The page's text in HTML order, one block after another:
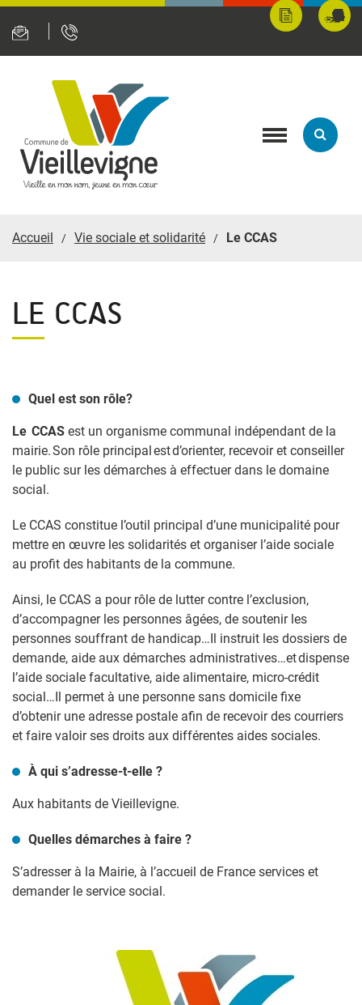
Mes
démarches
Toggle
Accueil Vie sociale et solidarité Le CCAS
LE CCAS
Quel est son rôle?
Le CCAS est un organisme communal indépendant de la
mairie. Son rôle principal est d’orienter, recevoir et conseiller
le public sur les démarches à effectuer dans le domaine
social.
Le CCAS constitue l’outil principal d’une municipalité pour
mettre en œuvre les solidarités et organiser l’aide sociale
au profit des habitants de la commune.
Ainsi, le CCAS a pour rôle de lutter contre l’exclusion,
d’accompagner les personnes âgées, de soutenir les
personnes souffrant de handicap…Il instruit les dossiers de
demande, aide aux démarches administratives…et dispense
l’aide sociale facultative, aide alimentaire, micro-crédit
social…Il permet à une personne sans domicile fixe
d’obtenir une adresse postale afin de recevoir des courriers
et faire valoir ses droits aux différentes aides sociales.
À qui s’adresse-t-elle ?
Aux habitants de Vieillevigne.
Quelles démarches à faire ?
S’adresser à la Mairie, à l’accueil de France services et
demander le service social.
Panneau de gestion des cookies